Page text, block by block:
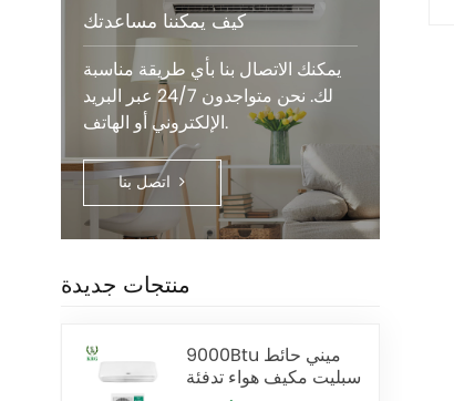
كيف يمكننا مساعدتك
يمكنك الاتصال بنا بأي طريقة مناسبة
لك. نحن متواجدون 24/7 عبر البريد
الإلكتروني أو الهاتف.
منتجات جديدة
9000Btu ميني حائط
سبليت مكيف هواء تدفئة